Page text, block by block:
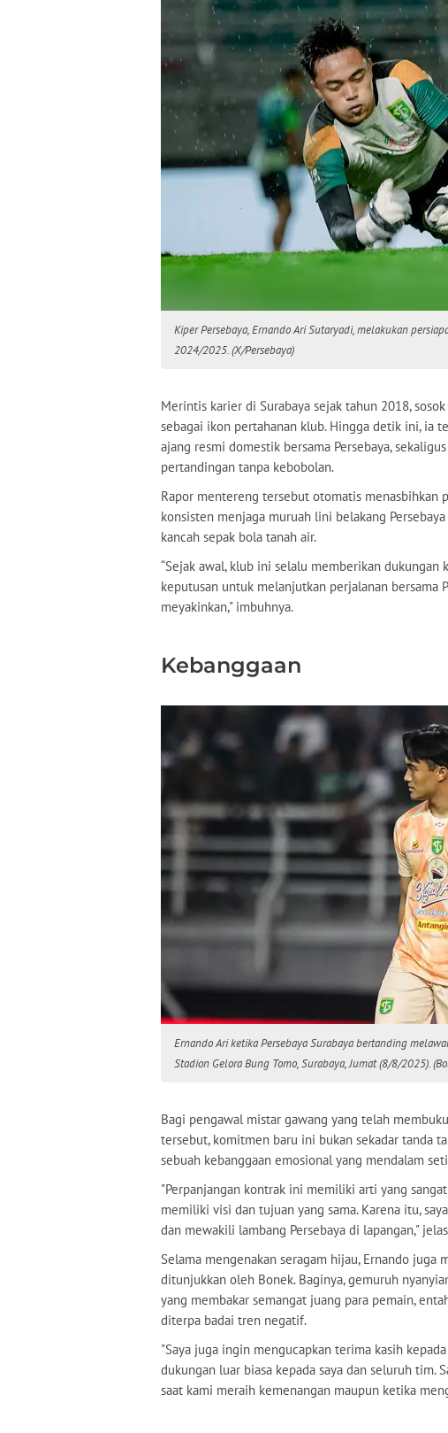
Kiper Persebaya, Ernando Ari Sutaryadi, melakukan
2024/2025. (X/Persebaya)
Merintis karier di Surabaya sejak tahun 2018,
sebagai ikon pertahanan klub. Hingga detik ini, ia
ajang resmi domestik bersama Persebaya,
pertandingan tanpa kebobolan.
Rapor mentereng tersebut otomatis menasbihkan
konsisten menjaga muruah lini belakang
kancah sepak bola tanah air.
“Sejak awal, klub ini selalu memberikan dukungan
keputusan untuk melanjutkan perjalanan bersama
meyakinkan," imbuhnya.
Kebanggaan
Ernando Ari ketika Persebaya Surabaya bertanding
Stadion Gelora Bung Tomo, Surabaya, Jumat (8/8/2025).
Bagi pengawal mistar gawang yang telah
tersebut, komitmen baru ini bukan sekadar tanda
sebuah kebanggaan emosional yang mendalam
"Perpanjangan kontrak ini memiliki arti yang
memiliki visi dan tujuan yang sama. Karena itu,
dan mewakili lambang Persebaya di lapangan,"
Selama mengenakan seragam hijau, Ernando
ditunjukkan oleh Bonek. Baginya, gemuruh
yang membakar semangat juang para pemain,
diterpa badai tren negatif.
"Saya juga ingin mengucapkan terima kasih
dukungan luar biasa kepada saya dan seluruh tim.
saat kami meraih kemenangan maupun ketika